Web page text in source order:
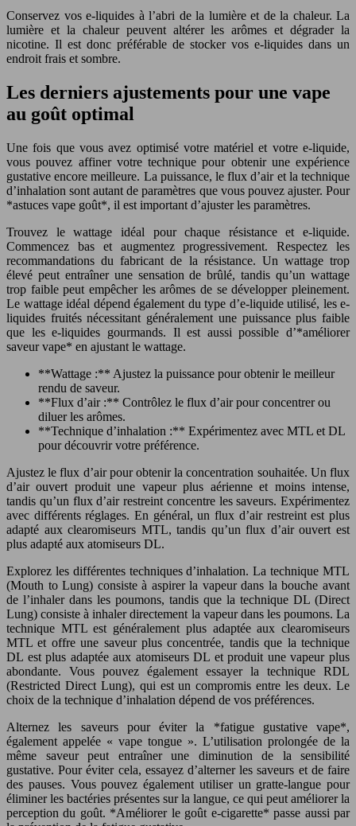
Conservez vos e-liquides à l’abri de la lumière et de la chaleur. La
lumière et la chaleur peuvent altérer les arômes et dégrader la
nicotine. Il est donc préférable de stocker vos e-liquides dans un
endroit frais et sombre.
Les derniers ajustements pour une vape
au goût optimal
Une fois que vous avez optimisé votre matériel et votre e-liquide,
vous pouvez affiner votre technique pour obtenir une expérience
gustative encore meilleure. La puissance, le flux d’air et la technique
d’inhalation sont autant de paramètres que vous pouvez ajuster. Pour
*astuces vape goût*, il est important d’ajuster les paramètres.
Trouvez le wattage idéal pour chaque résistance et e-liquide.
Commencez bas et augmentez progressivement. Respectez les
recommandations du fabricant de la résistance. Un wattage trop
élevé peut entraîner une sensation de brûlé, tandis qu’un wattage
trop faible peut empêcher les arômes de se développer pleinement.
Le wattage idéal dépend également du type d’e-liquide utilisé, les e-
liquides fruités nécessitant généralement une puissance plus faible
que les e-liquides gourmands. Il est aussi possible d’*améliorer
saveur vape* en ajustant le wattage.
**Wattage :** Ajustez la puissance pour obtenir le meilleur
rendu de saveur.
**Flux d’air :** Contrôlez le flux d’air pour concentrer ou
diluer les arômes.
**Technique d’inhalation :** Expérimentez avec MTL et DL
pour découvrir votre préférence.
Ajustez le flux d’air pour obtenir la concentration souhaitée. Un flux
d’air ouvert produit une vapeur plus aérienne et moins intense,
tandis qu’un flux d’air restreint concentre les saveurs. Expérimentez
avec différents réglages. En général, un flux d’air restreint est plus
adapté aux clearomiseurs MTL, tandis qu’un flux d’air ouvert est
plus adapté aux atomiseurs DL.
Explorez les différentes techniques d’inhalation. La technique MTL
(Mouth to Lung) consiste à aspirer la vapeur dans la bouche avant
de l’inhaler dans les poumons, tandis que la technique DL (Direct
Lung) consiste à inhaler directement la vapeur dans les poumons. La
technique MTL est généralement plus adaptée aux clearomiseurs
MTL et offre une saveur plus concentrée, tandis que la technique
DL est plus adaptée aux atomiseurs DL et produit une vapeur plus
abondante. Vous pouvez également essayer la technique RDL
(Restricted Direct Lung), qui est un compromis entre les deux. Le
choix de la technique d’inhalation dépend de vos préférences.
Alternez les saveurs pour éviter la *fatigue gustative vape*,
également appelée « vape tongue ». L’utilisation prolongée de la
même saveur peut entraîner une diminution de la sensibilité
gustative. Pour éviter cela, essayez d’alterner les saveurs et de faire
des pauses. Vous pouvez également utiliser un gratte-langue pour
éliminer les bactéries présentes sur la langue, ce qui peut améliorer la
perception du goût. *Améliorer le goût e-cigarette* passe aussi par